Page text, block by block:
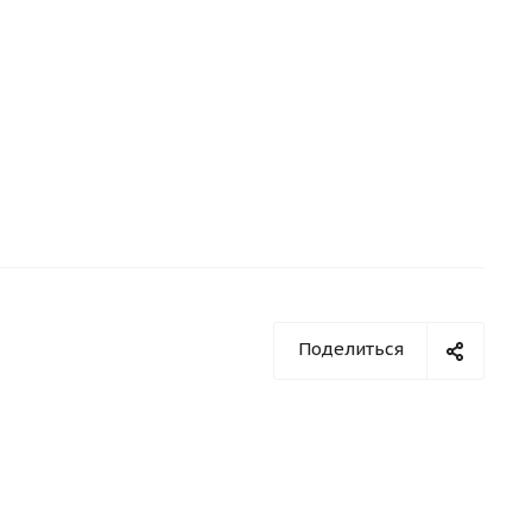
Поделиться